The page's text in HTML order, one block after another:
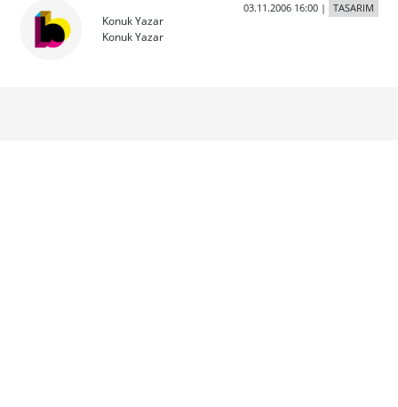
Konuk Yazar
Konuk Yazar
03.11.2006 16:00| TASARIM